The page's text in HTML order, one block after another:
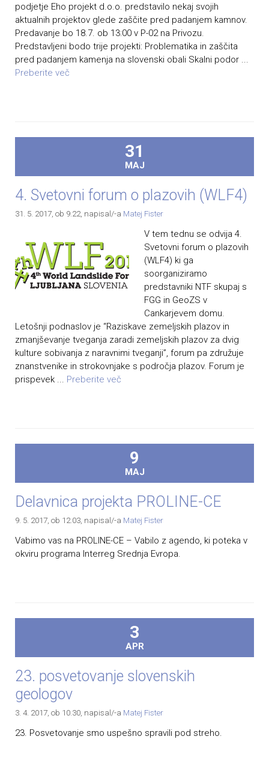
podjetje Eho projekt d.o.o. predstavilo nekaj svojih
aktualnih projektov glede zaščite pred padanjem kamnov.
Predavanje bo 18.7. ob 13:00 v P-02 na Privozu.
Predstavljeni bodo trije projekti: Problematika in zaščita
pred padanjem kamenja na slovenski obali Skalni podor ...
Preberite več
31
MAJ
4. Svetovni forum o plazovih (WLF4)
31. 5. 2017, ob 9.22 , napisal/-a Matej Fister
V tem tednu se odvija 4.
Svetovni forum o plazovih
(WLF4) ki ga
soorganiziramo
predstavniki NTF skupaj s
FGG in GeoZS v
Cankarjevem domu.
Letošnji podnaslov je “Raziskave zemeljskih plazov in
zmanjševanje tveganja zaradi zemeljskih plazov za dvig
kulture sobivanja z naravnimi tveganji”, forum pa združuje
znanstvenike in strokovnjake s področja plazov. Forum je
prispevek ... Preberite več
9
MAJ
Delavnica projekta PROLINE-CE
9. 5. 2017, ob 12.03 , napisal/-a Matej Fister
Vabimo vas na PROLINE-CE – Vabilo z agendo, ki poteka v
okviru programa Interreg Srednja Evropa.
3
APR
23. posvetovanje slovenskih
geologov
3. 4. 2017, ob 10.30 , napisal/-a Matej Fister
23. Posvetovanje smo uspešno spravili pod streho.